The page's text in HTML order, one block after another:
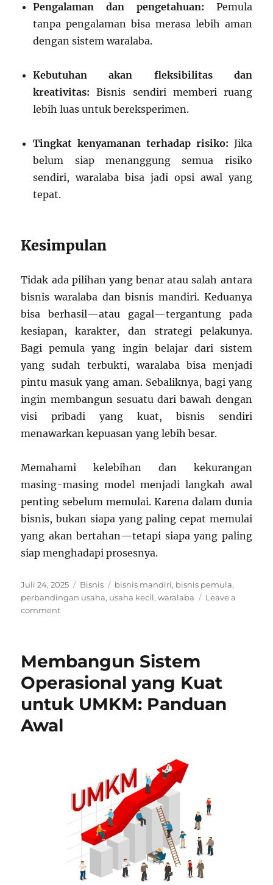
Pengalaman dan pengetahuan: Pemula
tanpa pengalaman bisa merasa lebih aman
dengan sistem waralaba.
Kebutuhan akan fleksibilitas dan
kreativitas: Bisnis sendiri memberi ruang
lebih luas untuk bereksperimen.
Tingkat kenyamanan terhadap risiko: Jika
belum siap menanggung semua risiko
sendiri, waralaba bisa jadi opsi awal yang
tepat.
Kesimpulan
Tidak ada pilihan yang benar atau salah antara
bisnis waralaba dan bisnis mandiri. Keduanya
bisa berhasil—atau gagal—tergantung pada
kesiapan, karakter, dan strategi pelakunya.
Bagi pemula yang ingin belajar dari sistem
yang sudah terbukti, waralaba bisa menjadi
pintu masuk yang aman. Sebaliknya, bagi yang
ingin membangun sesuatu dari bawah dengan
visi pribadi yang kuat, bisnis sendiri
menawarkan kepuasan yang lebih besar.
Memahami kelebihan dan kekurangan
masing-masing model menjadi langkah awal
penting sebelum memulai. Karena dalam dunia
bisnis, bukan siapa yang paling cepat memulai
yang akan bertahan—tetapi siapa yang paling
siap menghadapi prosesnya.
Posted
on
Juli 24, 2025 Categories
Bisnis Tags
bisnis mandiri, bisnis pemula,
perbandingan usaha, usaha kecil,waralaba
Leave a
commenton
Bisnis
Sendiri:
Mana
yang
Cocok
Membangun Sistem
Operasional yang Kuat
untuk UMKM: Panduan
Awal